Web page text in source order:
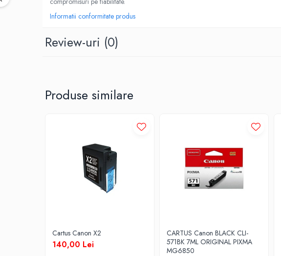
Informatii conformitate produs
Review-uri (0)
Produse similare
Cartus Canon X2
140,00 Lei
CARTUS Canon BLACK CLI-
571BK 7ML ORIGINAL PIXMA
MG6850